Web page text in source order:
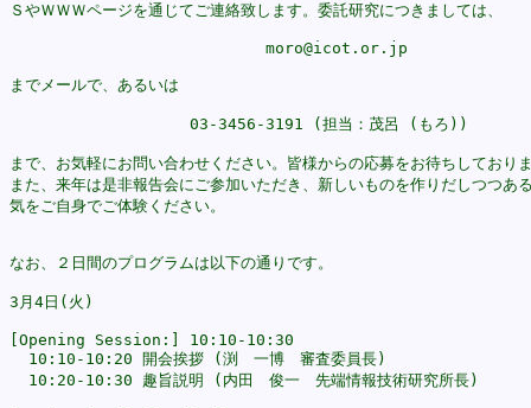
ＳやＷＷＷページを通じてご連絡致します。委託研究につきましては、
までメールで、あるいは
まで、お気軽にお問い合わせください。皆様からの応募をお待ちしており
また、来年は是非報告会にご参加いただき、新しいものを作りだしつつあ
気をご自身でご体験ください。
なお、２日間のプログラムは以下の通りです。
3月4日(火)
[Opening Session:] 10:10-10:30
  10:10-10:20 開会挨拶 (渕　一博　審査委員長)
  10:20-10:30 趣旨説明 (内田　俊一　先端情報技術研究所長)